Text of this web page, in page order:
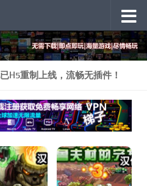
H5重制上线，流畅无插件！